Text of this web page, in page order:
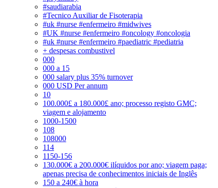
#saudiarabia
#Tecnico Auxiliar de Fisoterapia
#uk #nurse #enfermeiro #midwives
#UK #nurse #enfermeiro #oncology #oncologia
#uk #nurse #enfermeiro #paediatric #pediatria
+ despesas combustivel
000
000 a 15
000 salary plus 35% turnover
000 USD Per annum
10
100.000£ a 180.000£ ano; processo registo GMC;
viagem e alojamento
1000-1500
108
108000
114
1150-156
130.000€ a 200.000€ ilíquidos por ano; viagem paga;
apenas precisa de conhecimentos iniciais de Inglês
150 a 240€ à hora